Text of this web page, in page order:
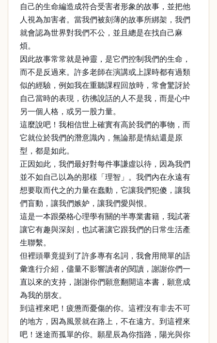
自己的生命編造成符合受害者形象的故事，並把他
人視為加害者。當我們被刻薄的故事所綁架，我們
就會認為世界對我們不公，並且總是在找自己麻
煩。
因此故事常常就是神靈，是它們控制我們的生命，
而不是反過來。許多老師在演講或上課時都有過類
似的經驗，例如我在重聽課程回放時，常會驚訝於
自己當時的表現，彷彿說話的人不是我，而是心中
另一個人格，或另一股力量。
這麼說吧！我相信世上確實有高於我們的事物，而
它就位於我們的潛意識內，無論那是情結還是原
型，都是如此。
正因如此，我們最好對每件事謙虛以待，因為我們
並不如自己以為的那樣「理智」。我們內在永遠有
想要取而代之的力量在蠢動，它讓我們犯傻，讓我
們盲動，讓我們嫉妒，讓我們愛與恨。
這是一本跟榮格心理學有關的半專業書籍，我試著
讓它有趣與深刻，也試著讓它跟我們的日常生活產
生聯繫。
但裡頭畢竟提到了許多專有名詞，我會用簡單的語
彙進行介紹，儘量不影響讀者的閱讀，謝謝你們一
直以來的支持，謝謝你們願意翻開這本書，願意成
為我的朋友。
到這裡來吧！疲憊而憂傷的你。這裡沒有非去不可
的地方，因為風景就在路上，不在遠方。到這裡來
吧！迷途而孤單的你。願星辰為你指路，陽光與你